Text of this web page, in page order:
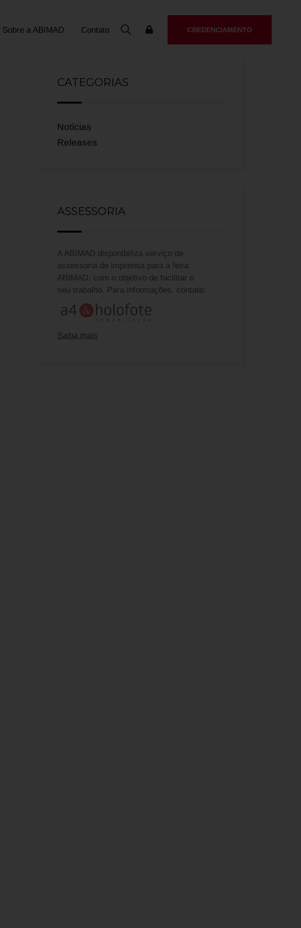
Sobre a ABIMAD Contato CREDENCIAMENTO
CATEGORIAS
Notícias
Releases
ASSESSORIA
A ABIMAD disponibiliza serviço de
assessoria de imprensa para a feira
ABIMAD, com o objetivo de facilitar o
seu trabalho. Para informações, contate:
Saiba mais